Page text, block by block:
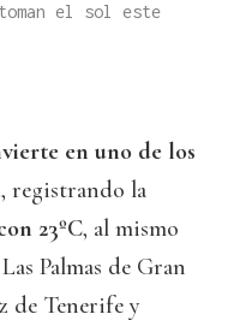
toman el sol este
en uno de los
, registrando la
23ºC, al mismo
Palmas de Gran
de Tenerife y